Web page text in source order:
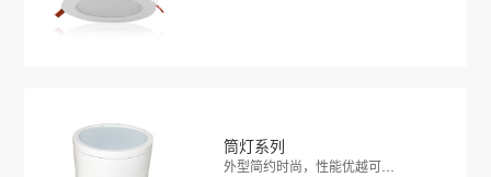
筒灯系列
外型简约时尚，性能优越可…